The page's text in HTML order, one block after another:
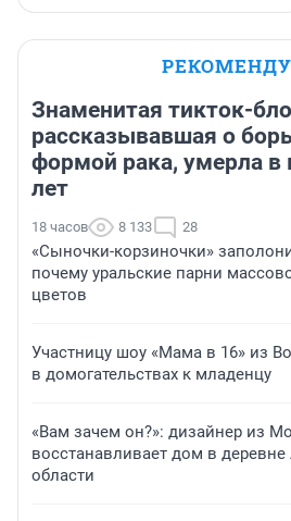
Знаменитая тикток-
рассказывавшая о
формой рака, умерла в
лет
18 часов 8 133 28
«Сыночки-корзиночки»
почему уральские парни
цветов
Участницу шоу «Мама в 16» из
в домогательствах к младенцу
«Вам зачем он?»: дизайнер из
восстанавливает дом в деревне
области